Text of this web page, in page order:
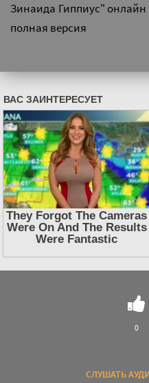
Зинаида Гиппиус" онлайн
полная версия
СЛУШАТЬ
0